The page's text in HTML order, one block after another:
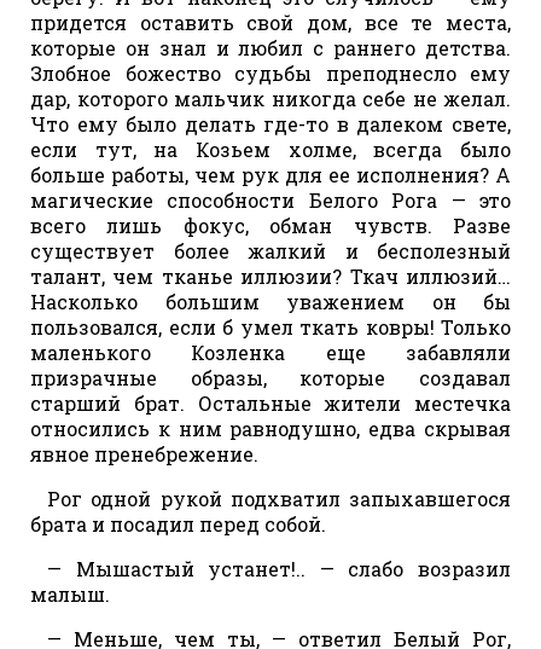
придется оставить свой дом, все те места,
которые он знал и любил с раннего детства.
Злобное божество судьбы преподнесло ему
дар, которого мальчик никогда себе не желал.
Что ему было делать где-то в далеком свете,
если тут, на Козьем холме, всегда было
больше работы, чем рук для ее исполнения? А
магические способности Белого Рога — это
всего лишь фокус, обман чувств. Разве
существует более жалкий и бесполезный
талант, чем тканье иллюзии? Ткач иллюзий…
Насколько большим уважением он бы
пользовался, если б умел ткать ковры! Только
маленького Козленка еще забавляли
призрачные образы, которые создавал
старший брат. Остальные жители местечка
относились к ним равнодушно, едва скрывая
явное пренебрежение.
Рог одной рукой подхватил запыхавшегося
брата и посадил перед собой.
— Мышастый устанет!.. — слабо возразил
малыш.
— Меньше, чем ты, — ответил Белый Рог,